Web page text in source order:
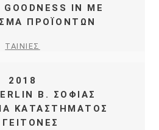
IN ME
ΠΡΟΪΟΝΤΩΝ
ΤΑΙΝΙΕΣ
2018
Β. ΣΟΦΙΑΣ
ΚΑΤΑΣΤΗΜΑΤΟΣ
ΓΕΙΤΟΝΕΣ